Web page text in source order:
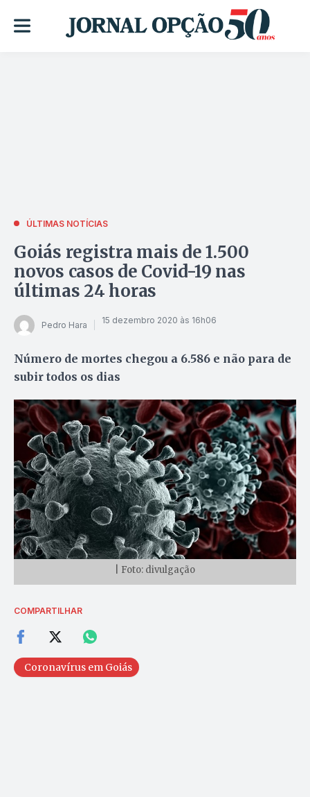
ÚLTIMAS NOTÍCIAS
Goiás registra mais de 1.500
novos casos de Covid-19 nas
últimas 24 horas
Pedro Hara 15 dezembro 2020 às 16h06
Número de mortes chegou a 6.586 e não para de
subir todos os dias
| Foto: divulgação
COMPARTILHAR
Coronavírus em Goiás